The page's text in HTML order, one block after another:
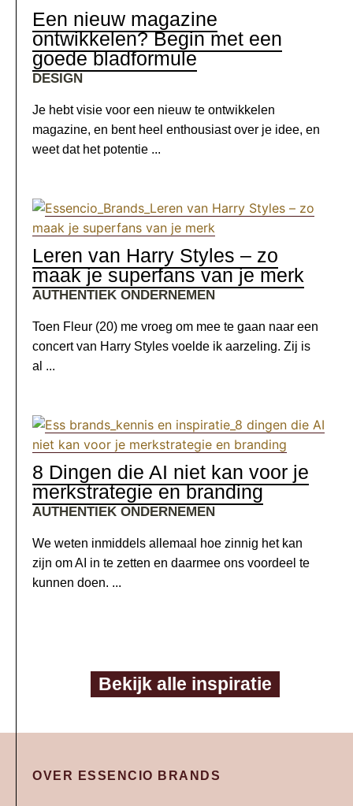
DESIGN
Een nieuw magazine
ontwikkelen? Begin met een
goede bladformule
Je hebt visie voor een nieuw te ontwikkelen
magazine, en bent heel enthousiast over je idee, en
weet dat het potentie ...
AUTHENTIEK ONDERNEMEN
Leren van Harry Styles – zo
maak je superfans van je merk
Toen Fleur (20) me vroeg om mee te gaan naar een
concert van Harry Styles voelde ik aarzeling. Zij is
al ...
AUTHENTIEK ONDERNEMEN
8 Dingen die AI niet kan voor je
merkstrategie en branding
We weten inmiddels allemaal hoe zinnig het kan
zijn om AI in te zetten en daarmee ons voordeel te
kunnen doen. ...
Bekijk alle inspiratie
OVER ESSENCIO BRANDS